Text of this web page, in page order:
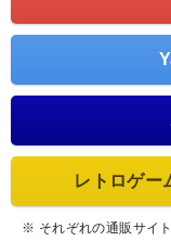
レトロゲー
※ それぞれの通販サイ